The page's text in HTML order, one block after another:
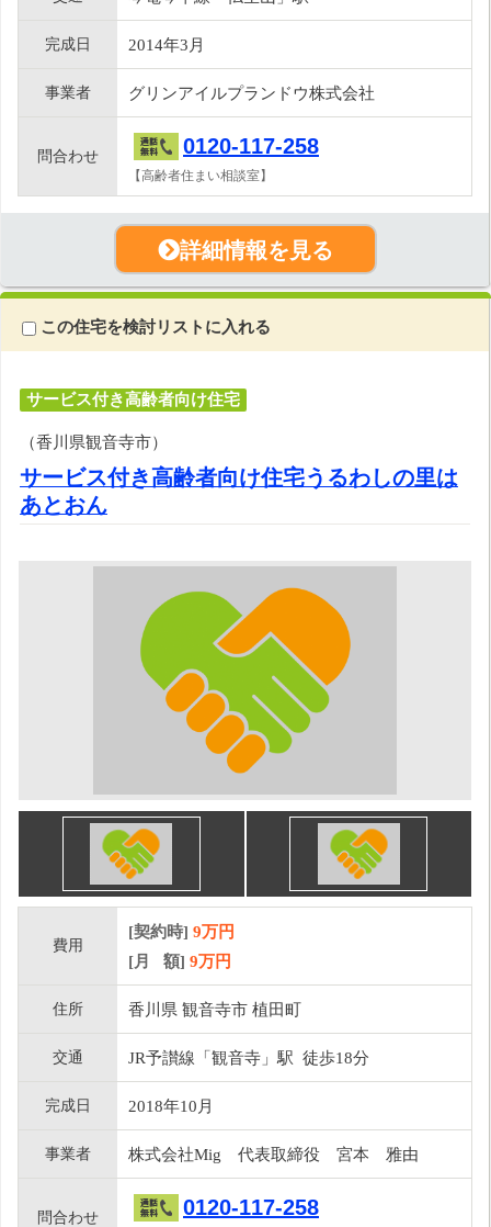
完成日 2014年3月
事業者 グリンアイルプランドウ株式会社
問合わせ 0120-117-258
【高齢者住まい相談室】
詳細情報を見る
この住宅を検討リストに入れる
サービス付き高齢者向け住宅
（香川県観音寺市）
サービス付き高齢者向け住宅うるわしの里は
あとおん
費用
[契約時] 9万円
[月 額] 9万円
住所 香川県 観音寺市 植田町
交通 JR予讃線「観音寺」駅 徒歩18分
完成日 2018年10月
事業者 株式会社Mig 代表取締役 宮本 雅由
問合わせ 0120-117-258